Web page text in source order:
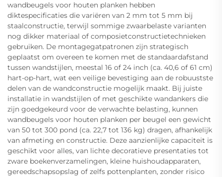
wandbeugels voor houten planken hebben
diktespecificaties die variëren van 2 mm tot 5 mm bij
staalconstructie, terwijl sommige zwaarbelaste varianten
nog dikker materiaal of composietconstructietechnieken
gebruiken. De montagegatpatronen zijn strategisch
geplaatst om overeen te komen met de standaardafstand
tussen wandstijlen, meestal 16 of 24 inch (ca. 40,6 of 61 cm)
hart-op-hart, wat een veilige bevestiging aan de robuustste
delen van de wandconstructie mogelijk maakt. Bij juiste
installatie in wandstijlen of met geschikte wandankers die
zijn goedgekeurd voor de verwachte belasting, kunnen
wandbeugels voor houten planken per beugel een gewicht
van 50 tot 300 pond (ca. 22,7 tot 136 kg) dragen, afhankelijk
van afmeting en constructie. Deze aanzienlijke capaciteit is
geschikt voor alles, van lichte decoratieve presentaties tot
zware boekenverzamelingen, kleine huishoudapparaten,
gereedschapsopslag of zelfs pottenplanten, zonder risico